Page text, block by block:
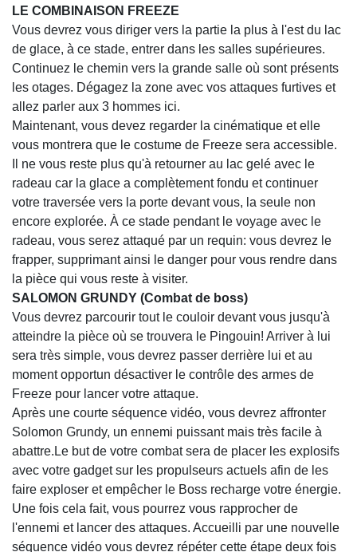
LE COMBINAISON FREEZE
Vous devrez vous diriger vers la partie la plus à l'est du lac
de glace, à ce stade, entrer dans les salles supérieures.
Continuez le chemin vers la grande salle où sont présents
les otages. Dégagez la zone avec vos attaques furtives et
allez parler aux 3 hommes ici.
Maintenant, vous devez regarder la cinématique et elle
vous montrera que le costume de Freeze sera accessible.
Il ne vous reste plus qu'à retourner au lac gelé avec le
radeau car la glace a complètement fondu et continuer
votre traversée vers la porte devant vous, la seule non
encore explorée. À ce stade pendant le voyage avec le
radeau, vous serez attaqué par un requin: vous devrez le
frapper, supprimant ainsi le danger pour vous rendre dans
la pièce qui vous reste à visiter.
SALOMON GRUNDY (Combat de boss)
Vous devrez parcourir tout le couloir devant vous jusqu'à
atteindre la pièce où se trouvera le Pingouin! Arriver à lui
sera très simple, vous devrez passer derrière lui et au
moment opportun désactiver le contrôle des armes de
Freeze pour lancer votre attaque.
Après une courte séquence vidéo, vous devrez affronter
Solomon Grundy, un ennemi puissant mais très facile à
abattre.Le but de votre combat sera de placer les explosifs
avec votre gadget sur les propulseurs actuels afin de les
faire exploser et empêcher le Boss recharge votre énergie.
Une fois cela fait, vous pourrez vous rapprocher de
l'ennemi et lancer des attaques. Accueilli par une nouvelle
séquence vidéo vous devrez répéter cette étape deux fois